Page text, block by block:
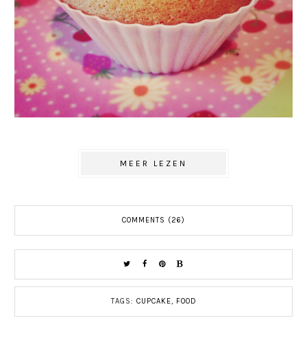
MEER LEZEN
COMMENTS (26)
TAGS: CUPCAKE, FOOD